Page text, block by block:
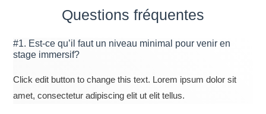
Questions fréquentes
#1. Est-ce qu’il faut un niveau minimal pour venir en
stage immersif?
Click edit button to change this text. Lorem ipsum dolor sit
amet, consectetur adipiscing elit ut elit tellus.